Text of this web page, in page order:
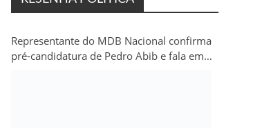
Representante do MDB Nacional confirma
pré-candidatura de Pedro Abib e fala em